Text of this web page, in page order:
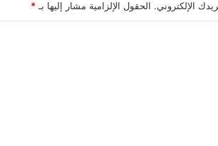
الإلكتروني. الحقول الإلزامية مشار إليها بـ *